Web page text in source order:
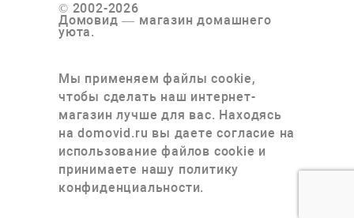
© 2002-2026
Домовид — магазин домашнего
уюта.
Мы применяем файлы cookie,
чтобы сделать наш интернет-
магазин лучше для вас. Находясь
на domovid.ru вы даете согласие на
использование файлов cookie и
принимаете нашу политику
конфиденциальности.